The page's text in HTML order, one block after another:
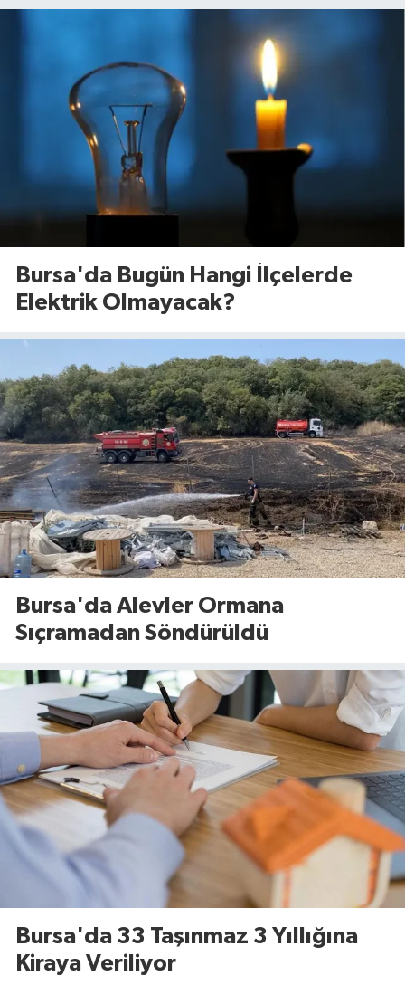
Bursa'da Bugün Hangi İlçelerde
Elektrik Olmayacak?
Bursa'da Alevler Ormana
Sıçramadan Söndürüldü
Bursa'da 33 Taşınmaz 3 Yıllığına
Kiraya Veriliyor